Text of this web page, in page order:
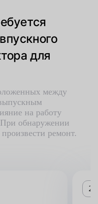
для
между
на работу
обнаружении
ремонт.
2